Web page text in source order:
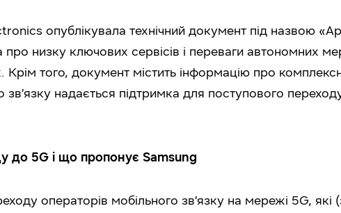
опублікувала технічний документ під назвою
низку ключових сервісів і переваги автономних
того, документ містить інформацію про
зв’язку надається підтримка для поступового
до 5G і що пропонує Samsung
операторів мобільного зв’язку на мережі 5G, які